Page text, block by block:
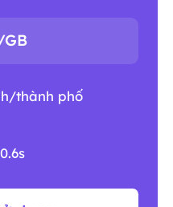
thành phố